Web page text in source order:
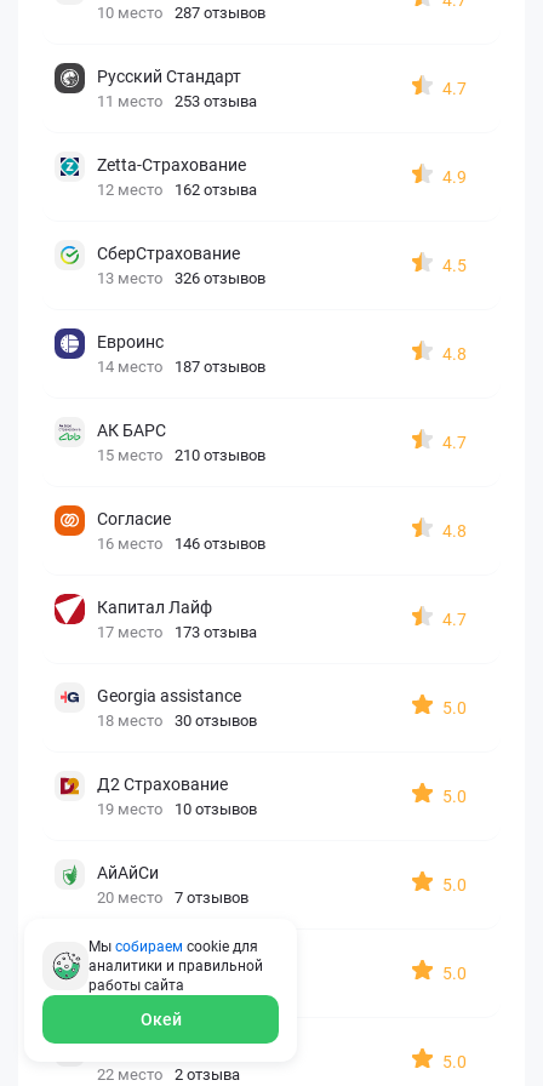
10 место 287 отзывов
Русский Стандарт
11 место 253 отзыва
4.7
Zetta-Страхование
12 место 162 отзыва
4.9
СберСтрахование
13 место 326 отзывов
4.5
Евроинс
14 место 187 отзывов
4.8
АК БАРС
15 место 210 отзывов
4.7
Согласие
16 место 146 отзывов
4.8
Капитал Лайф
17 место 173 отзыва
4.7
Georgia assistance
18 место 30 отзывов
5.0
Д2 Страхование
19 место 10 отзывов
5.0
АйАйСи
20 место 7 отзывов
5.0
OxySport
21 место 6 отзывов
5.0
ERGO AXA
22 место 2 отзыва
5.0
Мы собираем cookie для
аналитики и правильной
работы сайта
Окей